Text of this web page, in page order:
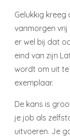
Gelukkig
vanmorgen
er wel bij dat
eind van zijn
wordt om uit
exemplaar.
De kans is
je job als
uitvoeren. Je